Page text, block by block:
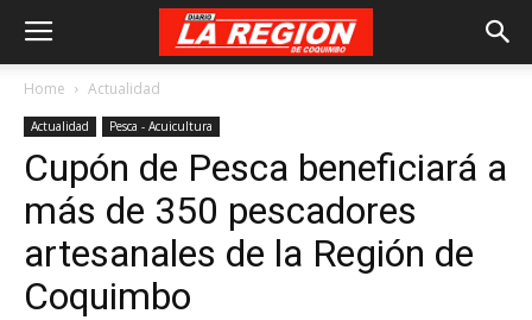
Home Actualidad
Actualidad Pesca - Acuicultura
Cupón de Pesca beneficiará a
más de 350 pescadores
artesanales de la Región de
Coquimbo